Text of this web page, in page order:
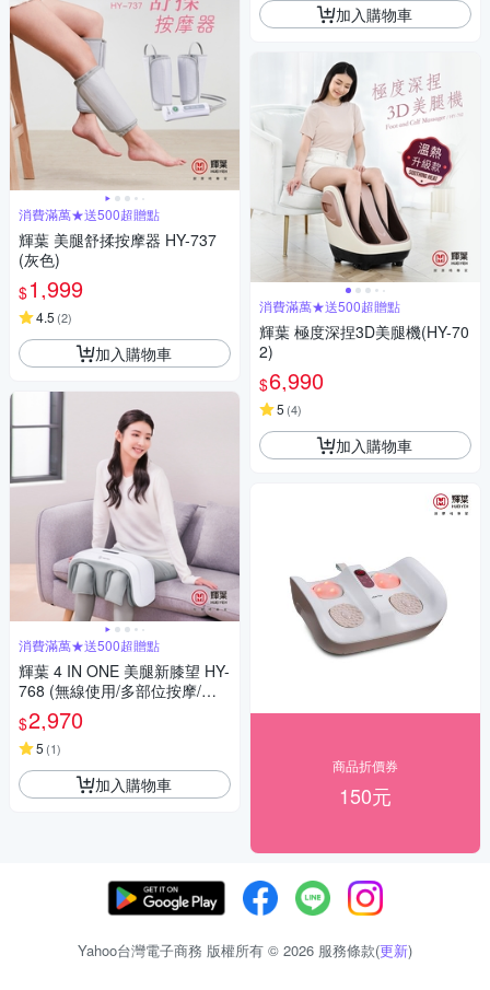
消費滿萬★送500超贈點
輝葉 美腿舒揉按摩器 HY-737
(灰色)
$1,999
4.5 (2)
加入購物車
消費滿萬★送500超贈點
輝葉 4 IN ONE 美腿新膝望 HY-
768 (無線使用/多部位按摩/三
段力度三種按摩手法調節)
$2,970
5 (1)
加入購物車
加入購物車
消費滿萬★送500超贈點
輝葉 極度深捏3D美腿機(HY-70
2)
$6,990
5 (4)
加入購物車
商品折價券
150元
Yahoo台灣電子商務 版權所有 © 2026 服務條款(更新)